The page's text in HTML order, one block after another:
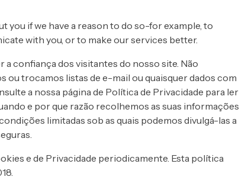
if we have a reason to do so-for example, to
with you, or to make our services better.
a confiança dos visitantes do nosso site. Não
ou trocamos listas de e-mail ou quaisquer dados com
a nossa página de Política de Privacidade para ler
e por que razão recolhemos as suas informações
limitadas sob as quais podemos divulgá-las a
e de Privacidade periodicamente. Esta política